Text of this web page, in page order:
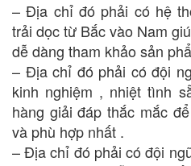
– Địa chỉ đó phải có hệ
trải dọc từ Bắc vào Nam
dễ dàng tham khảo sản
– Địa chỉ đó phải có đội
kinh nghiệm , nhiệt tình
hàng giải đáp thắc mắc
và phù hợp nhất .
– Địa chỉ đó phải có đội